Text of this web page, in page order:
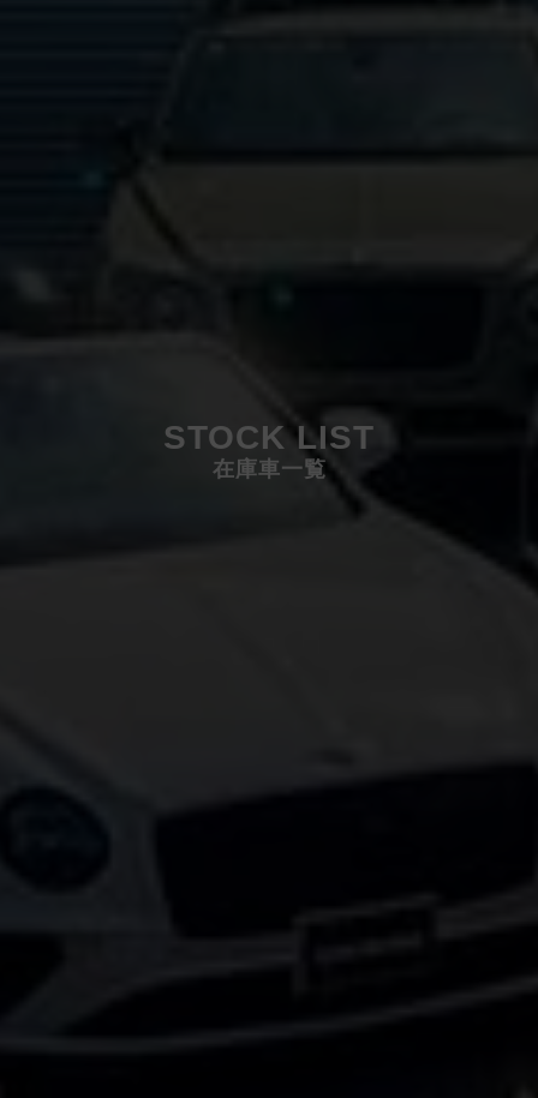
STOCK LIST
在庫車一覧